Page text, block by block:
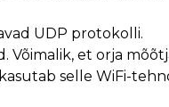
UDP protokolli.
Võimalik, et orja
selle WiFi-